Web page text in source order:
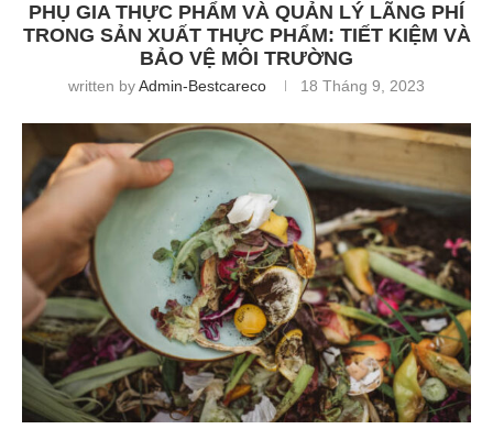
PHỤ GIA THỰC PHẨM VÀ QUẢN LÝ LÃNG PHÍ
TRONG SẢN XUẤT THỰC PHẨM: TIẾT KIỆM VÀ
BẢO VỆ MÔI TRƯỜNG
written byAdmin-Bestcareco 18 Tháng 9, 2023